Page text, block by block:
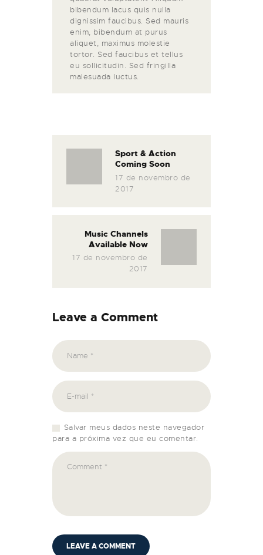
bibendum lacus quis nulla
dignissim faucibus. Sed mauris
enim, bibendum at purus
aliquet, maximus molestie
tortor. Sed faucibus et tellus
eu sollicitudin. Sed fringilla
malesuada luctus.
Sport & Action
Coming Soon
17 de novembro de
2017
Music Channels
Available Now
17 de novembro de
2017
Leave a Comment
Salvar meus dados neste navegador
para a próxima vez que eu comentar.